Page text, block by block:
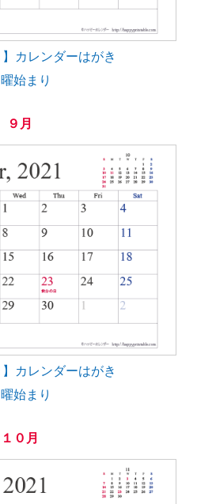
】カレンダーはがき
始まり
９月
】カレンダーはがき
始まり
１０月